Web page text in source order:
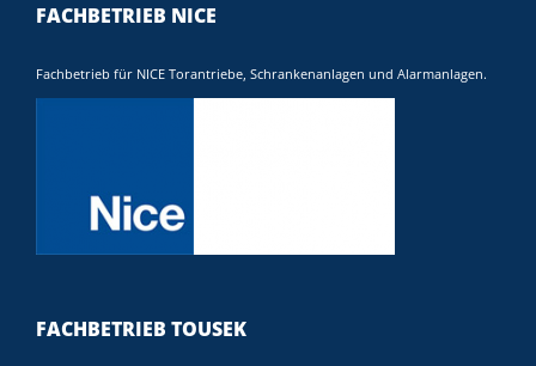
FACHBETRIEB NICE
Fachbetrieb für NICE Torantriebe, Schrankenanlagen und Alarmanlagen.
FACHBETRIEB TOUSEK